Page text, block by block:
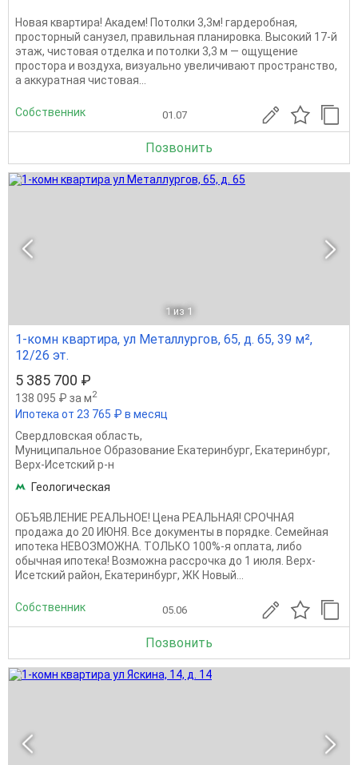
Новая квартира! Академ! Потолки 3,3м! гардеробная,
просторный санузел, правильная планировка. Высокий 17-й
этаж, чистовая отделка и потолки 3,3 м — ощущение
простора и воздуха, визуально увеличивают пространство,
а аккуратная чистовая...
Собственник 01.07
Позвонить
1 из 1
1-комн квартира, ул Металлургов, 65, д. 65, 39 м²,
12/26 эт.
5 385 700 ₽
138 095 ₽ за м2
Ипотека от 23 765 ₽ в месяц
Свердловская область,
Муниципальное Образование Екатеринбург, Екатеринбург,
Верх-Исетский р-н
Геологическая
ОБЪЯВЛЕНИЕ РЕАЛЬНОЕ! Цена РЕАЛЬНАЯ! СРОЧНАЯ
продажа до 20 ИЮНЯ. Все документы в порядке. Семейная
ипотека НЕВОЗМОЖНА. ТОЛЬКО 100%-я оплата, либо
обычная ипотека! Возможна рассрочка до 1 июля. Верх-
Исетский район, Екатеринбург, ЖК Новый...
Собственник 05.06
Позвонить